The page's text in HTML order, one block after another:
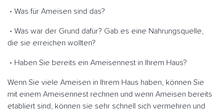
Was für Ameisen sind das?
Was war der Grund dafür? Gab es eine Nahrungsquelle,
die sie erreichen wollten?
Haben Sie bereits ein Ameisennest in Ihrem Haus?
Wenn Sie viele Ameisen in Ihrem Haus haben, können Sie
mit einem Ameisennest rechnen und wenn Ameisen bereits
etabliert sind, können sie sehr schnell sich vermehren und